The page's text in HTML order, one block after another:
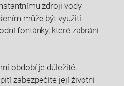
zdroji vody
může být využití
fontánky, které zabrání
období je důležité.
zabezpečíte její životní